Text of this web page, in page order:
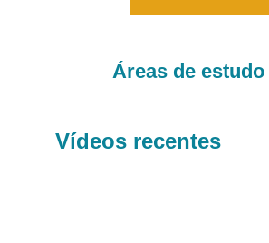
Áreas de estudo
Vídeos recentes